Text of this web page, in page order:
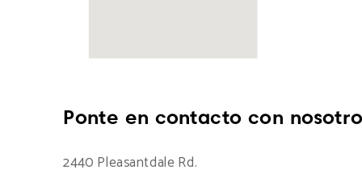
Ponte en contacto con
2440 Pleasantdale Rd.